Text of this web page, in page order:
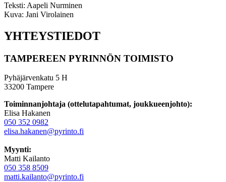
Teksti: Aapeli Nurminen
Kuva: Jani Virolainen
YHTEYSTIEDOT
TAMPEREEN PYRINNÖN TOIMISTO
Pyhäjärvenkatu 5 H
33200 Tampere
Toiminnanjohtaja (ottelutapahtumat, joukkueenjohto):
Elisa Hakanen
050 352 0982
elisa.hakanen@pyrinto.fi
Myynti:
Matti Kailanto
050 358 8509
matti.kailanto@pyrinto.fi